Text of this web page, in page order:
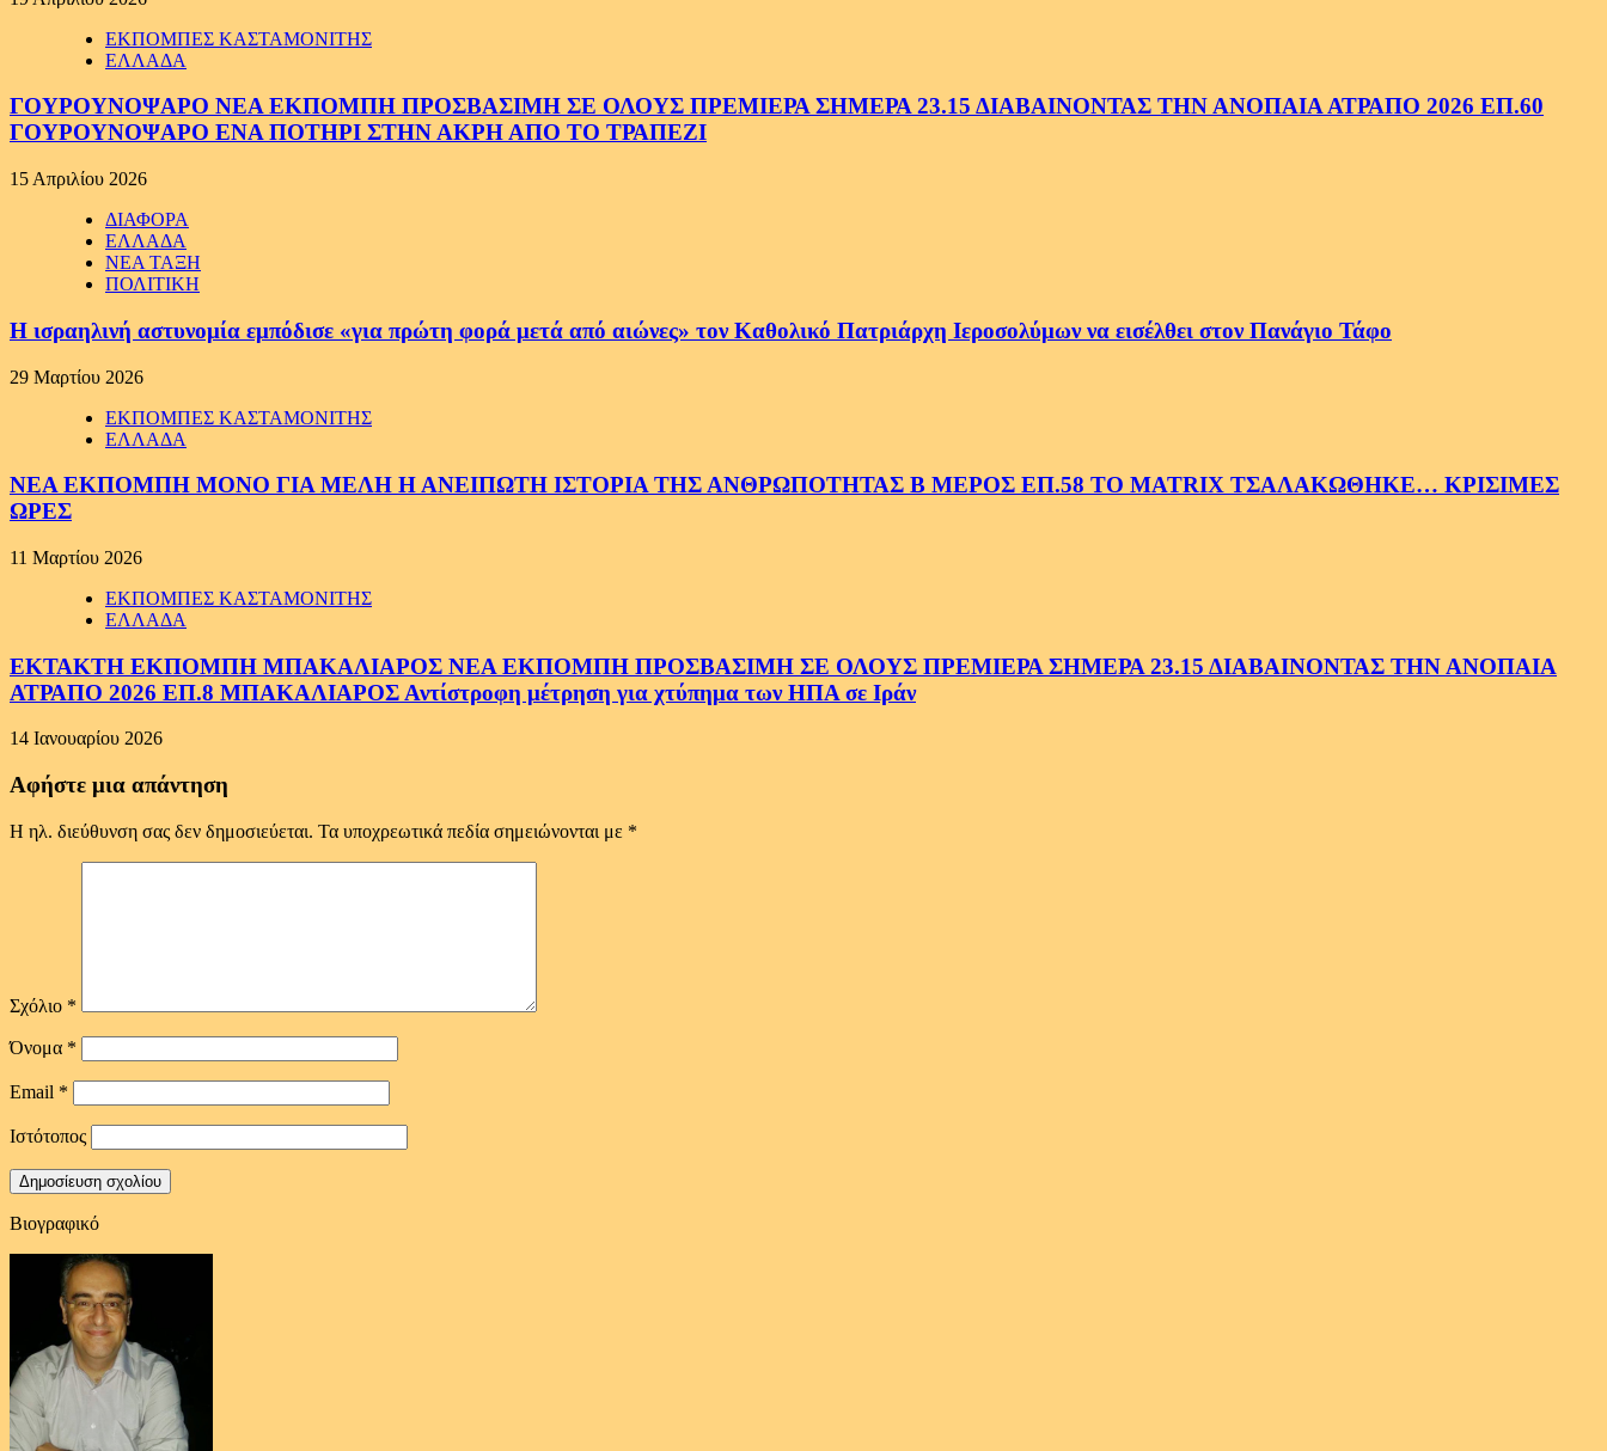
ΕΚΠΟΜΠΕΣ ΚΑΣΤΑΜΟΝΙΤΗΣ
ΕΛΛΑΔΑ
ΓΟΥΡΟΥΝΟΨΑΡΟ ΝΕΑ ΕΚΠΟΜΠΗ ΠΡΟΣΒΑΣΙΜΗ ΣΕ ΟΛΟΥΣ ΠΡΕΜΙΕΡΑ ΣΗΜΕΡΑ 23.15 ΔΙΑΒΑΙΝΟΝΤΑΣ ΤΗΝ ΑΝΟΠΑΙΑ ΑΤΡΑΠΟ 2026 ΕΠ.60
ΓΟΥΡΟΥΝΟΨΑΡΟ ΕΝΑ ΠΟΤΗΡΙ ΣΤΗΝ ΑΚΡΗ ΑΠΟ ΤΟ ΤΡΑΠΕΖΙ
15 Απριλίου 2026
ΔΙΑΦΟΡΑ
ΕΛΛΑΔΑ
ΝΕΑ ΤΑΞΗ
ΠΟΛΙΤΙΚΗ
Η ισραηλινή αστυνομία εμπόδισε «για πρώτη φορά μετά από αιώνες» τον Καθολικό Πατριάρχη Ιεροσολύμων να εισέλθει στον Πανάγιο Τάφο
29 Μαρτίου 2026
ΕΚΠΟΜΠΕΣ ΚΑΣΤΑΜΟΝΙΤΗΣ
ΕΛΛΑΔΑ
ΝΕΑ ΕΚΠΟΜΠΗ ΜΟΝΟ ΓΙΑ ΜΕΛΗ Η ΑΝΕΙΠΩΤΗ ΙΣΤΟΡΙΑ ΤΗΣ ΑΝΘΡΩΠΟΤΗΤΑΣ Β ΜΕΡΟΣ ΕΠ.58 ΤΟ MATRIX ΤΣΑΛΑΚΩΘΗΚΕ… ΚΡΙΣΙΜΕΣ
ΩΡΕΣ
11 Μαρτίου 2026
ΕΚΠΟΜΠΕΣ ΚΑΣΤΑΜΟΝΙΤΗΣ
ΕΛΛΑΔΑ
ΕΚΤΑΚΤΗ ΕΚΠΟΜΠΗ ΜΠΑΚΑΛΙΑΡΟΣ ΝΕΑ ΕΚΠΟΜΠΗ ΠΡΟΣΒΑΣΙΜΗ ΣΕ ΟΛΟΥΣ ΠΡΕΜΙΕΡΑ ΣΗΜΕΡΑ 23.15 ΔΙΑΒΑΙΝΟΝΤΑΣ ΤΗΝ ΑΝΟΠΑΙΑ
ΑΤΡΑΠΟ 2026 ΕΠ.8 ΜΠΑΚΑΛΙΑΡΟΣ Αντίστροφη μέτρηση για χτύπημα των ΗΠΑ σε Ιράν
14 Ιανουαρίου 2026
Αφήστε μια απάντηση
Η ηλ. διεύθυνση σας δεν δημοσιεύεται. Τα υποχρεωτικά πεδία σημειώνονται με *
Σχόλιο *
Όνομα *
Email *
Ιστότοπος
Βιογραφικό